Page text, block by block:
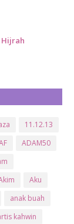
Hijrah
11.12.13
ADAM50
Aku
anak buah
kahwin